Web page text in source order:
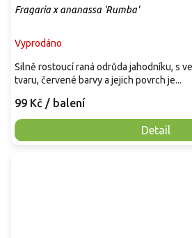
Fragaria x ananassa 'Rumba'
Vyprodáno
99 Kč / balení
Detail
Silně rostoucí raná odrůda jahodníku, s
tvaru, červené barvy a jejich povrch je...